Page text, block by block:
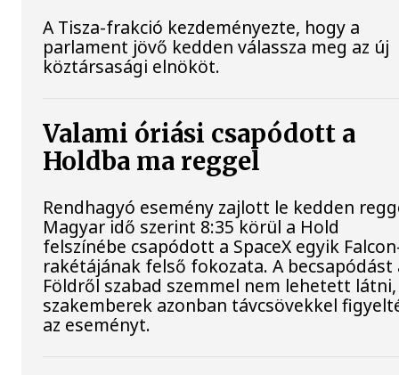
A Tisza-frakció kezdeményezte, hogy a
parlament jövő kedden válassza meg az új
köztársasági elnököt.
Valami óriási csapódott a
Holdba ma reggel
Rendhagyó esemény zajlott le kedden
Magyar idő szerint 8:35 körül a Hold
felszínébe csapódott a SpaceX egyik
rakétájának felső fokozata. A becsapódást
Földről szabad szemmel nem lehetett
szakemberek azonban távcsövekkel
az eseményt.